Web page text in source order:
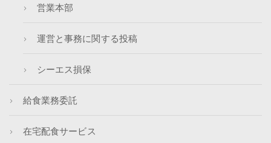
営業本部
運営と事務に関する投稿
シーエス損保
給食業務委託
在宅配食サービス